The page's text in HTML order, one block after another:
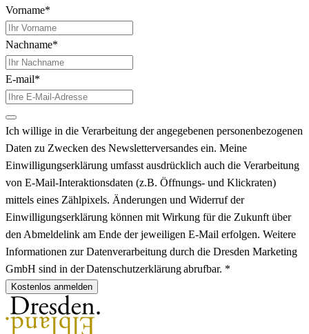
Vorname*
Nachname*
E-mail*
Ich willige in die Verarbeitung der angegebenen personenbezogenen
Daten zu Zwecken des Newsletterversandes ein. Meine
Einwilligungserklärung umfasst ausdrücklich auch die Verarbeitung
von E-Mail-Interaktionsdaten (z.B. Öffnungs- und Klickraten)
mittels eines Zählpixels. Änderungen und Widerruf der
Einwilligungserklärung können mit Wirkung für die Zukunft über
den Abmeldelink am Ende der jeweiligen E-Mail erfolgen. Weitere
Informationen zur Datenverarbeitung durch die Dresden Marketing
GmbH sind in der Datenschutzerklärung abrufbar. *
Kostenlos anmelden